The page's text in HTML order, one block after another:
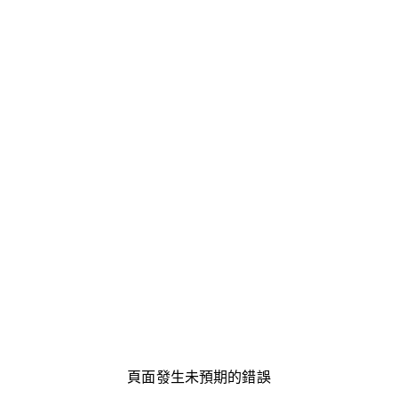
頁面發生未預期的錯誤